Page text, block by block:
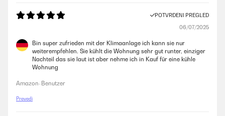
POTVRĐENI PREGLED
06/07/2025
Bin super zufrieden mit der Klimaanlage ich kann sie nur
weiterempfehlen. Sie kühlt die Wohnung sehr gut runter, einziger
Nachteil das sie laut ist aber nehme ich in Kauf für eine kühle
Wohnung
Amazon-Benutzer
Prevedi